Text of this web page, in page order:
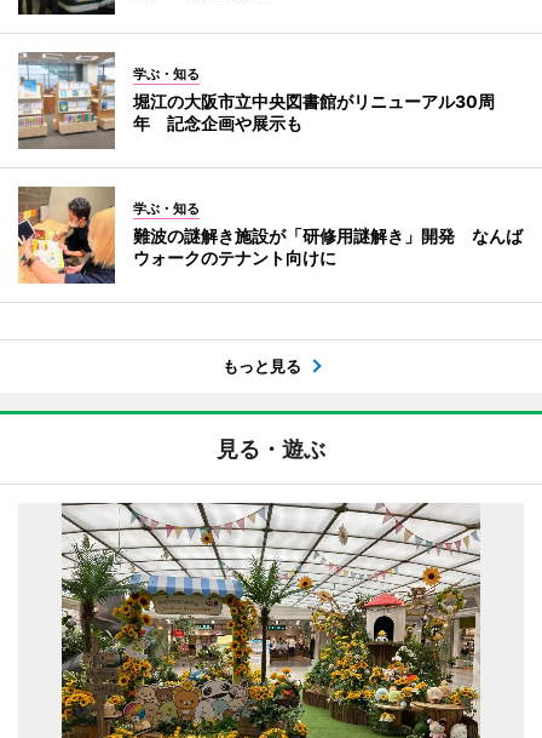
学ぶ・知る
堀江の大阪市立中央図書館がリニューアル30周
年 記念企画や展示も
学ぶ・知る
難波の謎解き施設が「研修用謎解き」開発 なんば
ウォークのテナント向けに
もっと見る
見る・遊ぶ